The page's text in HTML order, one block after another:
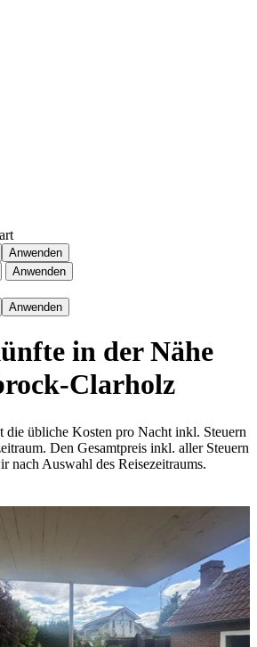
Anwenden
Anwenden
in der Nähe
Clarholz
die übliche Kosten pro Nacht inkl. Steuern
Den Gesamtpreis inkl. aller Steuern
nach Auswahl des Reisezeitraums.